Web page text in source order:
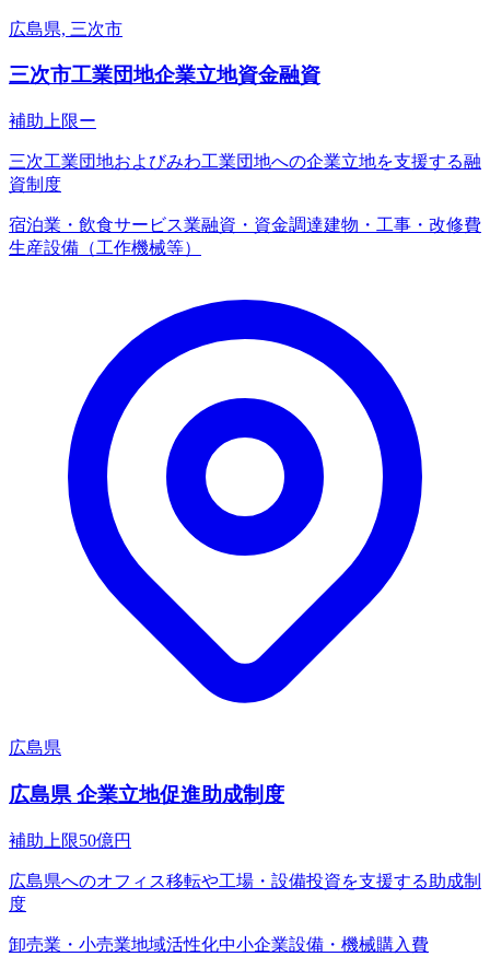
広島県, 三次市
三次市工業団地企業立地資金融資
補助上限ー
三次工業団地およびみわ工業団地への企業立地を支援する融
資制度
宿泊業・飲食サービス業融資・資金調達建物・工事・改修費
生産設備（工作機械等）
広島県
広島県 企業立地促進助成制度
補助上限50億円
広島県へのオフィス移転や工場・設備投資を支援する助成制
度
卸売業・小売業地域活性化中小企業設備・機械購入費